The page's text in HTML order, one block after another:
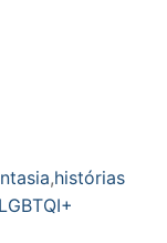
,histórias
LGBTQI+